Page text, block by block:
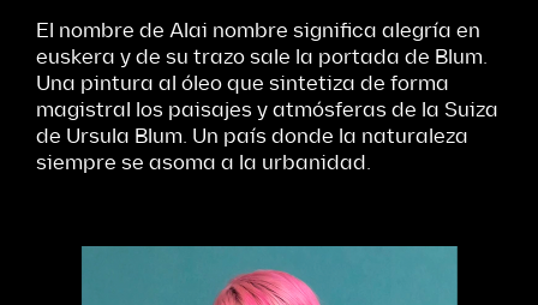
El nombre de Alai nombre significa alegría en
euskera y de su trazo sale la portada de Blum.
Una pintura al óleo que sintetiza de forma
magistral los paisajes y atmósferas de la Suiza
de Ursula Blum. Un país donde la naturaleza
siempre se asoma a la urbanidad.